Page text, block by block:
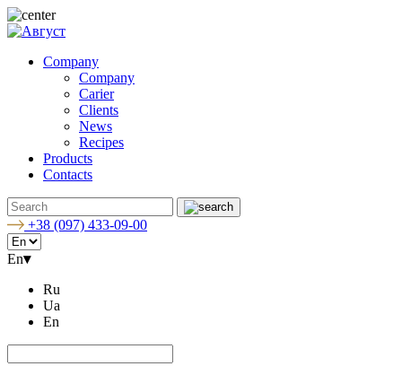
Company
Company
Carier
Clients
News
Recipes
Products
Contacts
+38 (097) 433-09-00
En▾
Ru
Ua
En